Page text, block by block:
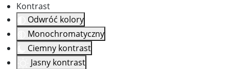
Kontrast
Odwróć kolory
Monochromatyczny
Ciemny kontrast
Jasny kontrast